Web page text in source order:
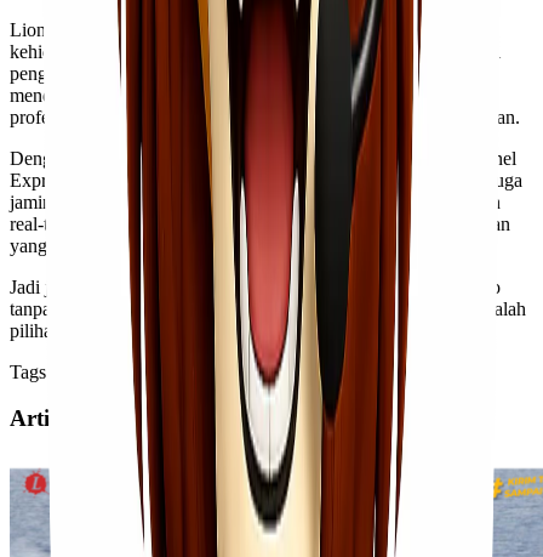
Lionel Express memahami pentingnya waktu dalam bisnis dan
kehidupan sehari-hari. Oleh karena itu, kami menawarkan solusi
pengiriman yang dirancang khusus untuk memenuhi kebutuhan
mendesak Anda. Kualitas pelayanan kami didukung oleh tim
profesional yang siap membantu setiap langkah proses pengiriman.
Dengan memilih Pengiriman Express atau VIP Service dari Lionel
Express, Anda tidak hanya mendapatkan tarif kompetitif tetapi juga
jaminan keamanan dan kepuasan pelanggan. Tersedia pelacakan
real-time untuk memastikan bahwa barang Anda berada di tangan
yang tepat dan berjalan sesuai rencana.
Jadi jika Anda mencari ekspedisi cargo murah Jakarta Gorontalo
tanpa mengorbankan kualitas dan kecepatan, Lionel Express adalah
pilihan terbaik untuk semua kebutuhan pengiriman Anda.
Tags
Artikel Terkait